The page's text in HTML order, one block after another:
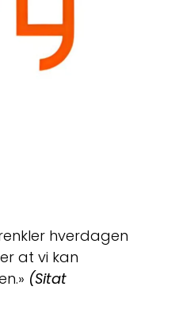
hverdagen
at vi kan
(Sitat